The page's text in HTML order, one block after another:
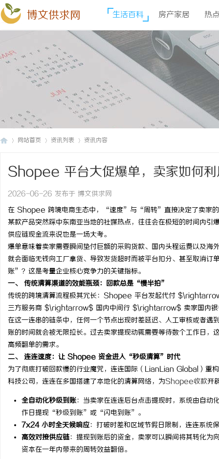
博文供求网 生活百科 房产家居 热
网站首页 资讯列表 资讯内容
Shopee 平台大促爆单，卖家如何
2026-06-26 发布于 博文供求网
在 Shopee 跨境电商生态中，“速度”与“周转”直接决定了卖家的
某款产品突然踩中东南亚当地的社媒热点，往往会在极短的时间内
供应链现金流来说也是一场大考。
爆单意味着卖家需要瞬间垫付巨额的采购货款、国内头程运费以及
就会面临无钱向工厂拿货、导致发货超时而被平台扣分、甚至取消订
账”？这是考量企业核心竞争力的关键指标。
一、 传统清算渠道的效能瓶颈：回款总是“慢半拍”
传统的跨境清算流程极其冗长：Shopee 平台发起代付
三方服务商 $\rightarrow$ 国内中间行 $\rightarrow$ 卖家国内银
在这一连串的链条中，任何一个节点出现时差延迟、人工审核或者
账的时间就会被无限拉长。过去卖家提现动辄需要等待数个工作日
高频翻单的需求。
二、 连连速度：让 Shopee 资金进入“秒级清算”时代
为了彻底打破回款慢的行业魔咒，连连国际（LianLian Global）重
科技公司，连连在多国搭建了本地化的清算网络，为Shopee收款开
全自动化秒级到账：当卖家在连连后台点击提现时，系统由自动
作日提现“秒级到账”或“闪电到账”。
7x24 小时全天候响应：打破时差和区域节假日限制，连连系统
高效对接供应链：提现到账后的资金，卖家可以瞬间将其转化为
资本在一年内带来的周转效益翻倍。